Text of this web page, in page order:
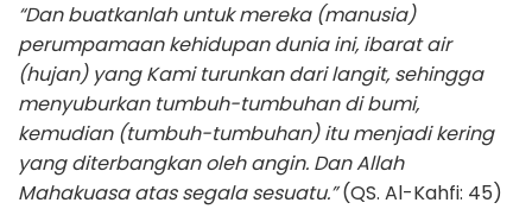
“Dan buatkanlah untuk mereka (manusia)
perumpamaan kehidupan dunia ini, ibarat air
(hujan) yang Kami turunkan dari langit, sehingga
menyuburkan tumbuh-tumbuhan di bumi,
kemudian (tumbuh-tumbuhan) itu menjadi kering
yang diterbangkan oleh angin. Dan Allah
Mahakuasa atas segala sesuatu.”(QS. Al-Kahfi: 45)